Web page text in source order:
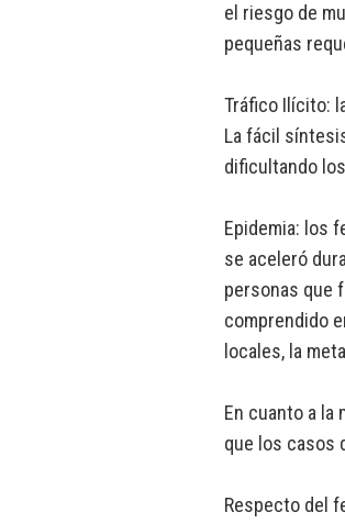
el riesgo de
pequeñas
Tráfico Ilícito:
La fácil
dificultando
Epidemia: los
se aceleró
personas que
comprendido
locales, la
En cuanto a la
que los casos
Respecto del